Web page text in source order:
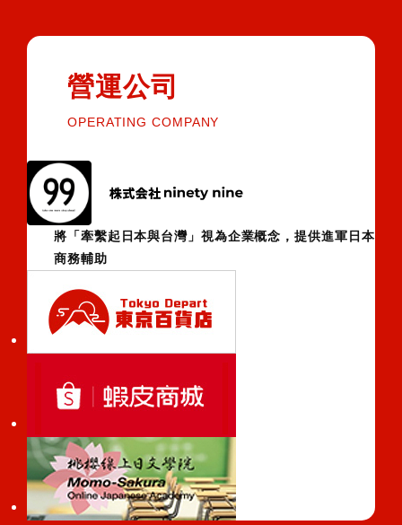
營運公司
OPERATING COMPANY
將「牽繫起日本與台灣」視為企業概念，提供進軍日本
商務輔助